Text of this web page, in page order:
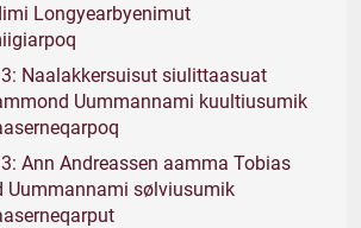
Longyearbyenimut
Naalakkersuisut siulittaasuat
Uummannami kuultiusumik
Ann Andreassen aamma Tobias
Uummannami sølviusumik